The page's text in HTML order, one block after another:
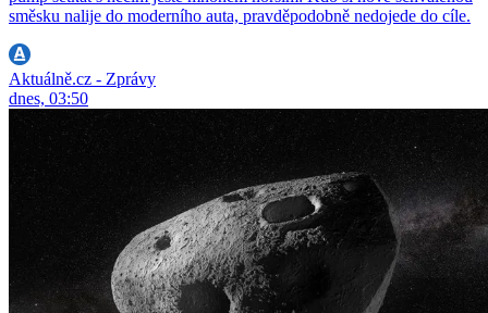
směsku nalije do moderního auta, pravděpodobně nedojede do cíle.
Aktuálně.cz - Zprávy
dnes, 03:50